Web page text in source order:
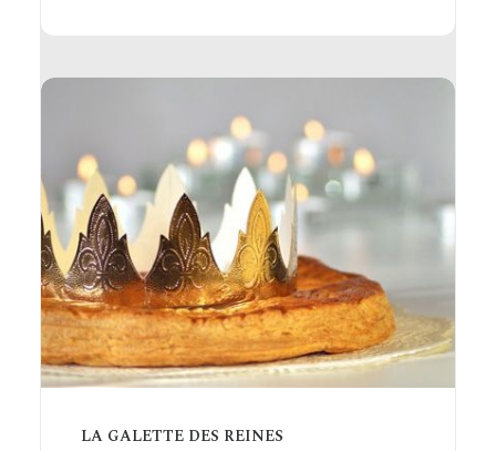
LA GALETTE DES REINES